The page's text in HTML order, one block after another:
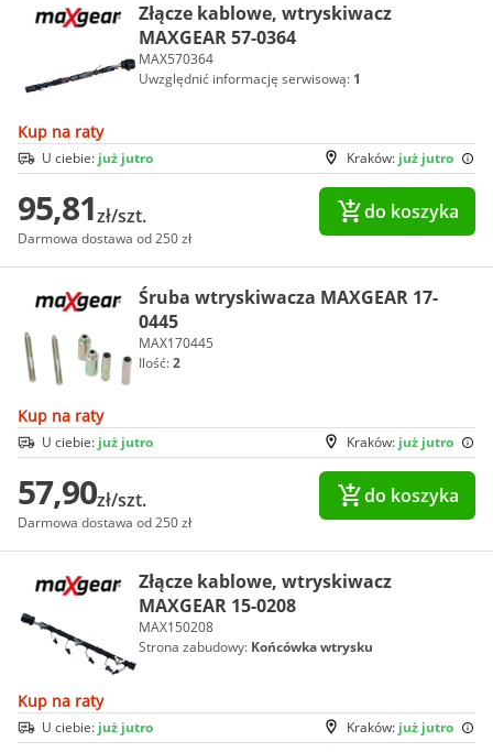
Złącze kablowe, wtryskiwacz
MAXGEAR 57-0364
MAX570364
Uwzględnić informację serwisową: 1
Kup na raty
Kraków: już jutro
U ciebie: już jutro
95,81zł/szt.
Darmowa dostawa od 250 zł
do koszyka
Śruba wtryskiwacza MAXGEAR 17-
0445
MAX170445
Ilość:2
Kup na raty
Kraków: już jutro
U ciebie: już jutro
57,90zł/szt.
Darmowa dostawa od 250 zł
do koszyka
Złącze kablowe, wtryskiwacz
MAXGEAR 15-0208
MAX150208
Strona zabudowy: Końcówka wtrysku
Kup na raty
Kraków: już jutro
U ciebie: już jutro